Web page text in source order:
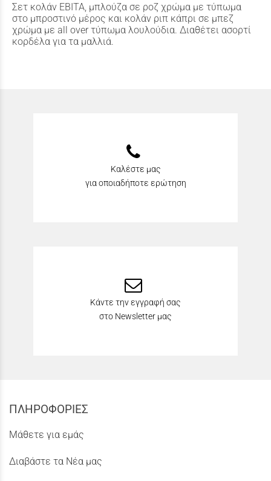
Σετ κολάν ΕΒΙΤΑ, μπλούζα σε ροζ χρώμα με τύπωμα
στο μπροστινό μέρος και κολάν ριπ κάπρι σε μπεζ
χρώμα με all over τύπωμα λουλούδια. Διαθέτει ασορτί
κορδέλα για τα μαλλιά.
Καλέστε μας
για οποιαδήποτε ερώτηση
Κάντε την εγγραφή σας
στο Newsletter μας
ΠΛΗΡΟΦΟΡΙΕΣ
Μάθετε για εμάς
Διαβάστε τα Νέα μας